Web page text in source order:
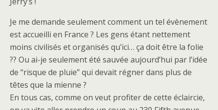
Je me demande seulement comment un tel évènement
est accueilli en France ? Les gens étant nettement
moins civilisés et organisés qu’ici… ça doit être la folie
?? Ou ai-je seulement été sauvée aujourd’hui par l’idée
de “risque de pluie” qui devait régner dans plus de
têtes que la mienne ?
En tous cas, comme on veut profiter de cette éclaircie,